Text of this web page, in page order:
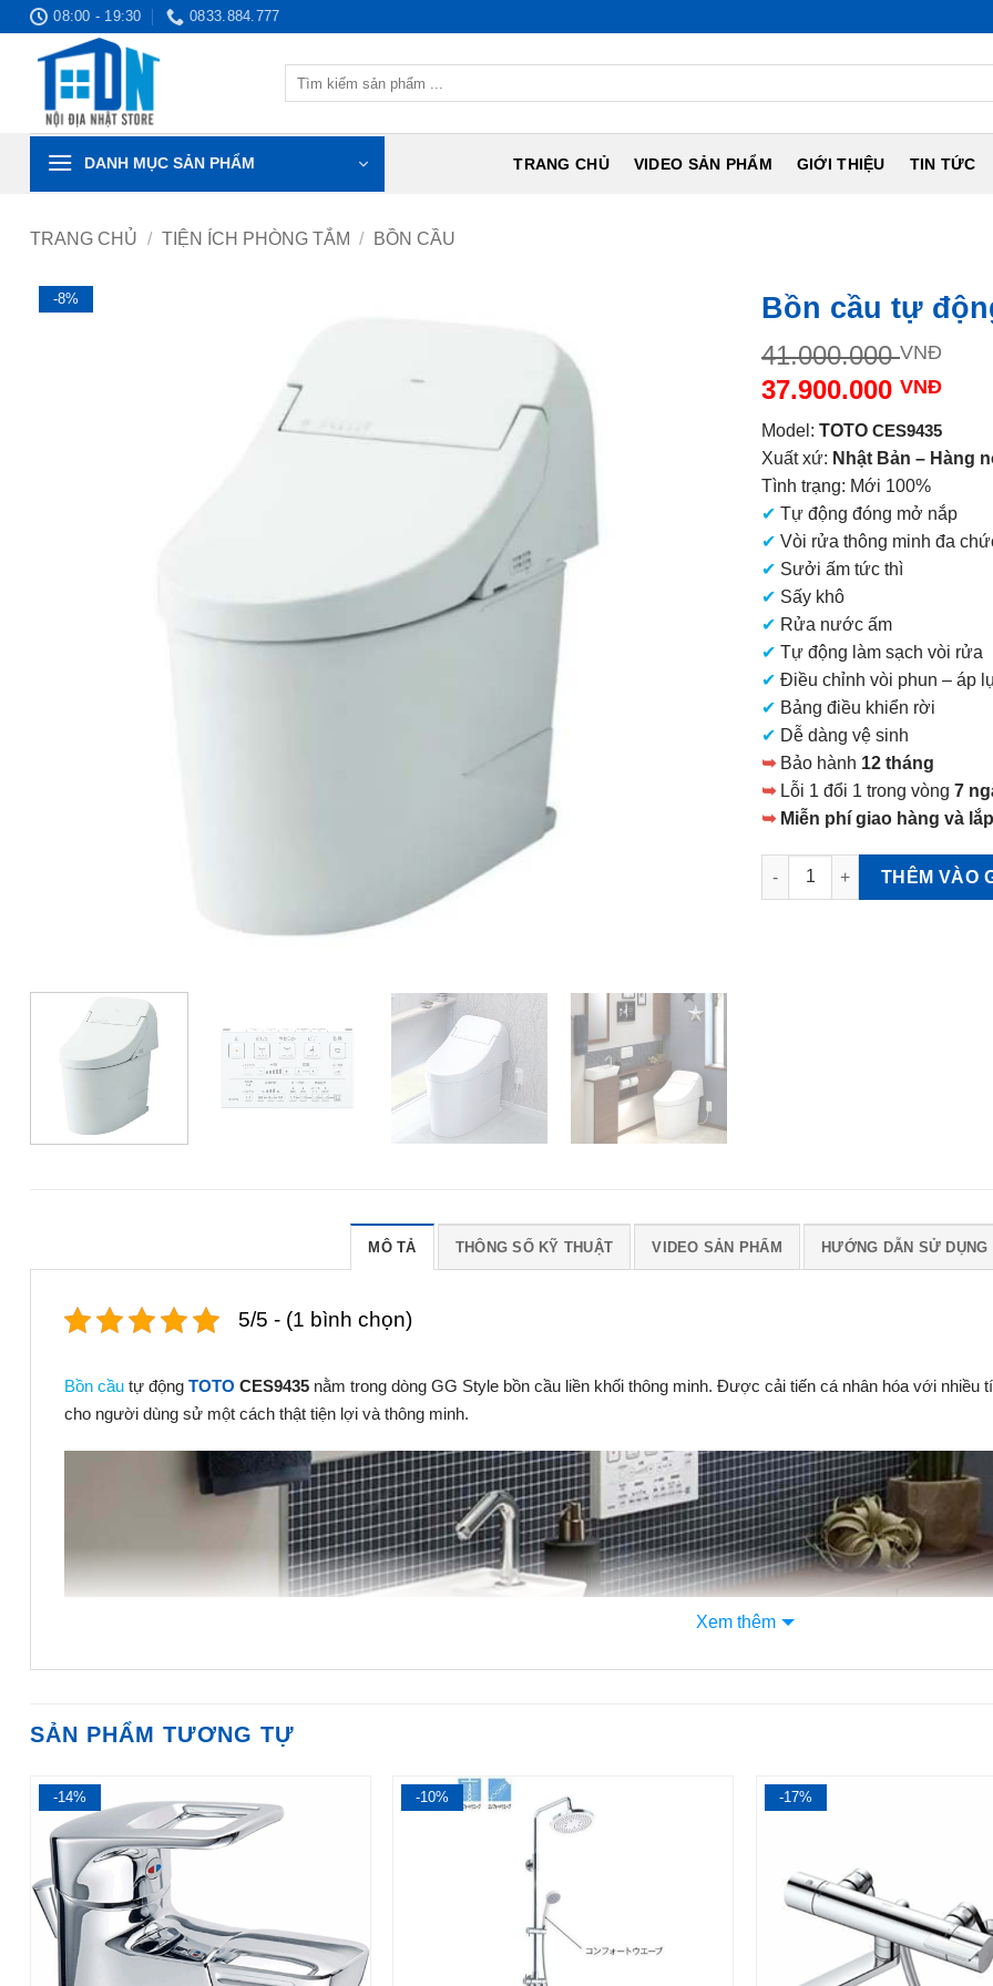
08:00 - 19:30 0833.884.777
DANH MỤC SẢN PHẨM TRANG CHỦ VIDEO SẢN PHẨM GIỚI THIỆU TIN TỨC
TRANG CHỦ / TIỆN ÍCH PHÒNG TẮM / BỒN CẦU
-8% Bồn cầu tự
41.000.000VNĐ
37.900.000 VNĐ
hiện
tại
là:
37.900.000 VNĐ.
Model: TOTO CES9435
Xuất xứ: Nhật Bản – Hàng
Tình trạng: Mới 100%
✔ Tự động đóng mở nắp
✔ Vòi rửa thông minh đa
✔ Sưởi ấm tức thì
✔ Sấy khô
✔ Rửa nước ấm
✔ Tự động làm sạch vòi rửa
✔ Điều chỉnh vòi phun – áp
✔ Bảng điều khiển rời
✔ Dễ dàng vệ sinh
➥Bảo hành 12 tháng
➥Lỗi 1 đổi 1 trong vòng 7
➥Miễn phí giao hàng và
Bồn cầu tự động TOTO
THÊM VÀO
MÔ TẢ THÔNG SỐ KỸ THUẬT VIDEO SẢN PHẨM HƯỚNG DẪN SỬ DỤNG
5/5 - (1 bình chọn)
Bồn cầu tự động TOTO CES9435 nằm trong dòng GG Style bồn cầu liền khối thông minh. Được cải tiến cá nhân hóa với nhiều
cho người dùng sử một cách thật tiện lợi và thông minh.
Xem thêm
SẢN PHẨM TƯƠNG TỰ
-14% -10% -17%